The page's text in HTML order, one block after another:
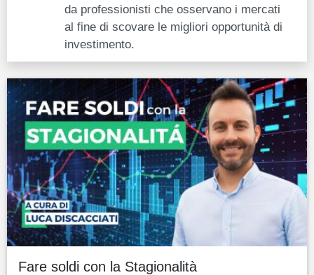
da professionisti che osservano i mercati
al fine di scovare le migliori opportunità di
investimento.
Fare soldi con la Stagionalità